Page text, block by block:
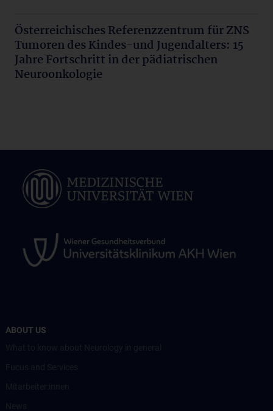
Österreichisches Referenzzentrum für ZNS
Tumoren des Kindes-und Jugendalters: 15
Jahre Fortschritt in der pädiatrischen
Neuroonkologie
ABOUT US